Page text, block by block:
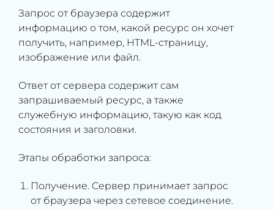
Запрос от браузера содержит
информацию о том, какой ресурс он хочет
получить, например, HTML-страницу,
изображение или файл.
Ответ от сервера содержит сам
запрашиваемый ресурс, а также
служебную информацию, такую как код
состояния и заголовки.
Этапы обработки запроса:
Получение. Сервер принимает запрос
от браузера через сетевое соединение.